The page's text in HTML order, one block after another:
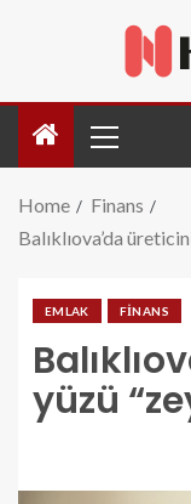
Home
Finans
Balıklıova’da
EMLAK FINANS
yüzü